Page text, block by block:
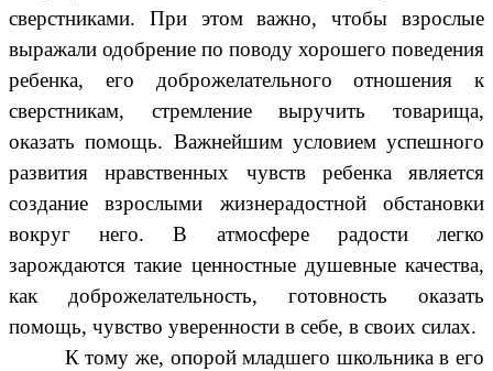
сверстниками. При этом важно, чтобы взрослые
выражали одобрение по поводу хорошего поведения
ребенка, его доброжелательного отношения к
сверстникам, стремление выручить товарища,
оказать помощь. Важнейшим условием успешного
развития нравственных чувств ребенка является
создание взрослыми жизнерадостной обстановки
вокруг него. В атмосфере радости легко
зарождаются такие ценностные душевные качества,
как доброжелательность, готовность оказать
помощь, чувство уверенности в себе, в своих силах.
К тому же, опорой младшего школьника в его